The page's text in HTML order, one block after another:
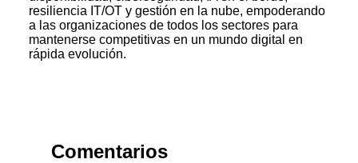
resiliencia IT/OT y gestión en la nube, empoderando
a las organizaciones de todos los sectores para
mantenerse competitivas en un mundo digital en
rápida evolución.
Comentarios